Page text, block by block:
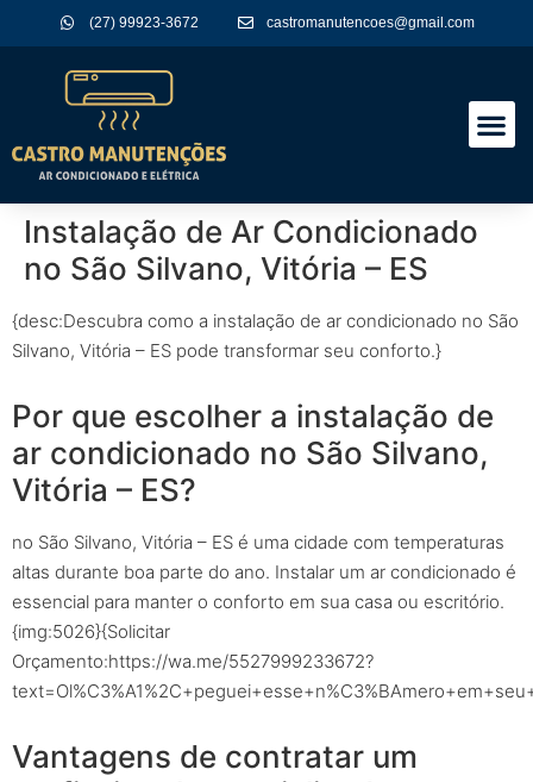
(27) 99923-3672 castromanutencoes@gmail.com
Instalação de Ar Condicionado
no São Silvano, Vitória – ES
{desc:Descubra como a instalação de ar condicionado no São
Silvano, Vitória – ES pode transformar seu conforto.}
Por que escolher a instalação de
ar condicionado no São Silvano,
Vitória – ES?
no São Silvano, Vitória – ES é uma cidade com temperaturas
altas durante boa parte do ano. Instalar um ar condicionado é
essencial para manter o conforto em sua casa ou escritório.
{img:5026}{Solicitar
Orçamento:https://wa.me/5527999233672?
Vantagens de contratar um